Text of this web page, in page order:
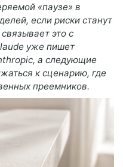
«паузе» в
если риски станут
это с
уже пишет
а следующие
к сценарию, где
преемников.